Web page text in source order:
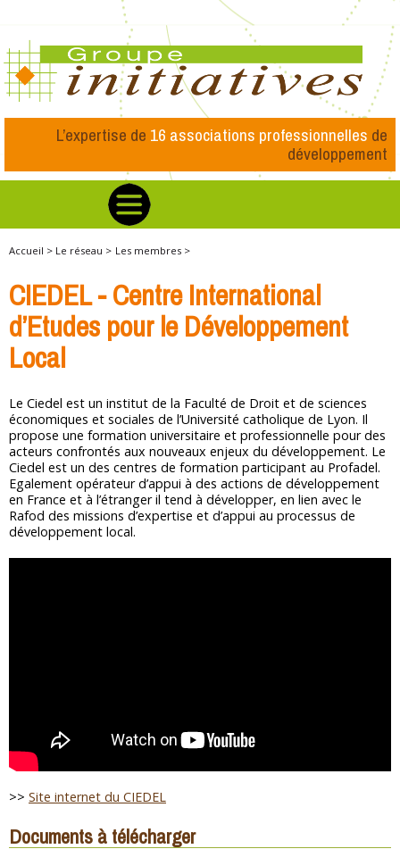
L’expertise de 16 associations professionnelles de
développement
Accueil > Le réseau > Les membres >
CIEDEL - Centre International
d’Etudes pour le Développement
Local
Le Ciedel est un institut de la Faculté de Droit et de sciences
économiques et sociales de l’Université catholique de Lyon. Il
propose une formation universitaire et professionnelle pour des
acteurs confrontés aux nouveaux enjeux du développement. Le
Ciedel est un des centres de formation participant au Profadel.
Egalement opérateur d’appui à des actions de développement
en France et à l’étranger il tend à développer, en lien avec le
Rafod des missions d’expertise et d’appui au processus de
développement local.
>> Site internet du CIEDEL
Documents à télécharger